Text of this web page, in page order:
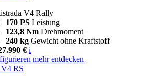
V4 Rally
170 PS Leistung
123,8 Nm Drehmoment
240 kg Gewicht ohne Kraftstoff
€ i
mehr entdecken
V4 RS